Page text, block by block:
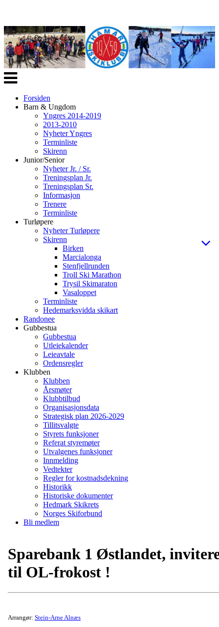
Veksle
navigasjon
Forsiden
Barn & Ungdom
Yngres 2014-2019
2013-2010
Nyheter Yngres
Terminliste
Skirenn
Junior/Senior
Nyheter Jr. / Sr.
Treningsplan Jr.
Treningsplan Sr.
Informasjon
Trenere
Terminliste
Turløpere
Nyheter Turløpere
Skirenn
Birken
Marcialonga
Stenfjellrunden
Troll Ski Marathon
Trysil Skimaraton
Vasaloppet
Terminliste
Hedemarksvidda skikart
Randonee
Gubbestua
Gubbestua
Utleiekalender
Leieavtale
Ordensregler
Klubben
Klubben
Årsmøter
Klubbtilbud
Organisasjonsdata
Strategisk plan 2026-2029
Tillitsvalgte
Styrets funksjoner
Referat styremøter
Utvalgenes funksjoner
Innmelding
Vedtekter
Regler for kostnadsdekning
Historikk
Historiske dokumenter
Hedmark Skikrets
Norges Skiforbund
Bli medlem
Sparebank 1 Østlandet,
til OL-frokost !
Arrangør: Stein-Arne Alnæs